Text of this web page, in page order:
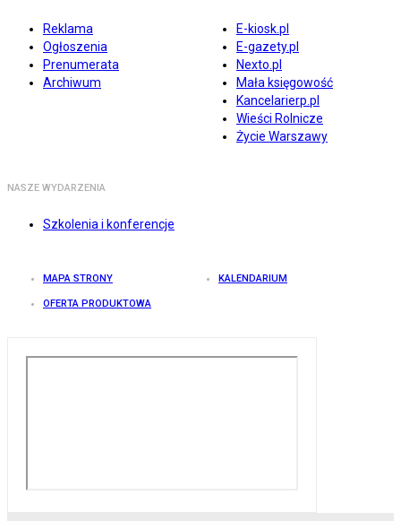
Reklama
Ogłoszenia
Prenumerata
Archiwum
E-kiosk.pl
E-gazety.pl
Nexto.pl
Mała księgowość
Kancelarierp.pl
Wieści Rolnicze
Życie Warszawy
NASZE WYDARZENIA
Szkolenia i konferencje
MAPA STRONY KALENDARIUM
OFERTA PRODUKTOWA